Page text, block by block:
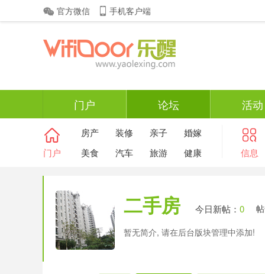
官方微信 手机客户端
门户 论坛 活动
门户
房产 装修 亲子
婚嫁
美食
汽车 旅游 健康 信息
二手房 今日新帖： 0
暂无简介, 请在后台版块管理中添加!